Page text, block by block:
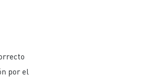
por el